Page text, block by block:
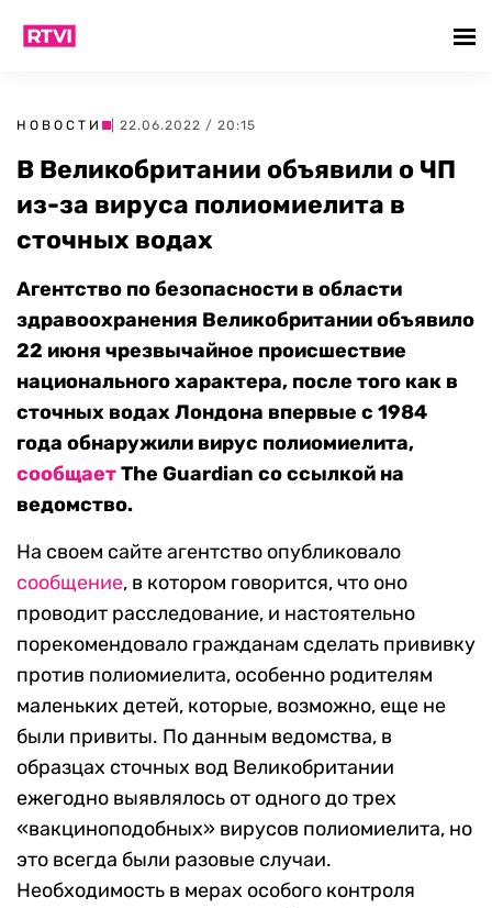
НОВОСТИ | 22.06.2022 / 20:15
В Великобритании объявили о ЧП
из-за вируса полиомиелита в
сточных водах
Агентство по безопасности в области
здравоохранения Великобритании объявило
22 июня чрезвычайное происшествие
национального характера, после того как в
сточных водах Лондона впервые с 1984
года обнаружили вирус полиомиелита,
сообщаетThe Guardian со ссылкой на
ведомство.
На своем сайте агентство опубликовало
сообщение, в котором говорится, что оно
проводит расследование, и настоятельно
порекомендовало гражданам сделать прививку
против полиомиелита, особенно родителям
маленьких детей, которые, возможно, еще не
были привиты. По данным ведомства, в
образцах сточных вод Великобритании
ежегодно выявлялось от одного до трех
«вакциноподобных» вирусов полиомиелита, но
это всегда были разовые случаи.
Необходимость в мерах особого контроля